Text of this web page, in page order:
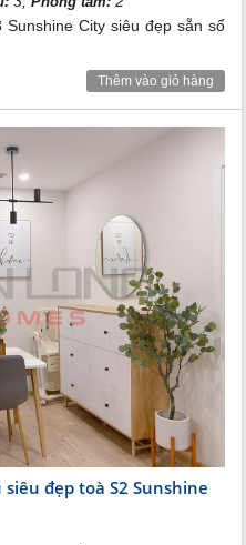
City siêu đẹp sẵn sổ
Thêm vào giỏ hàng
đẹp toà S2 Sunshine